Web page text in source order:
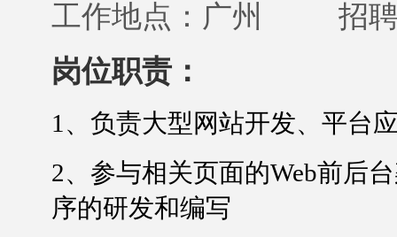
工作地点：广州 招聘
岗位职责：
1 、负责大型网站开发、平台
2、参与相关页面的Web前后
序的研发和编写